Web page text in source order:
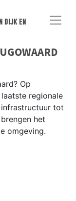
dijk en
Op
regionale
tot
het
omgeving.